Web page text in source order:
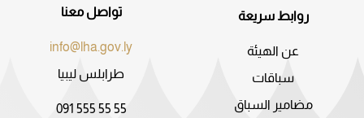
روابط سريعة
عن الهيئة
سباقات
مضامير السباق
تواصل معنا
info@lha.gov.ly
طرابلس ليبيا
091 555 55 55